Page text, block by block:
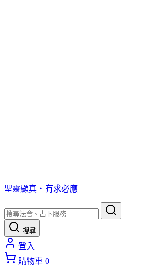
聖靈顯真・有求必應
搜尋
登入
購物車 0